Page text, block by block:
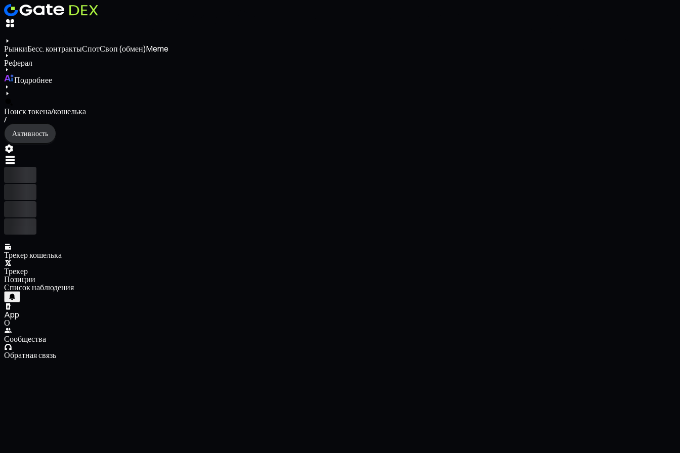
РынкиБесс. контрактыСпотСвоп (обмен)Meme
Реферал
Подробнее
Поиск токена/кошелька
/
Активность
Трекер кошелька
Трекер
Позиции
Список наблюдения
App
О
Сообщества
Обратная связь